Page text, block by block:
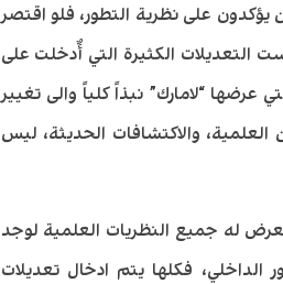
يؤكدون على نظرية التطور، فلو اقتصر
التعديلات الكثيرة التي أٌدخلت على
عرضها “لامارك” نبذاً كلياً والى تغيير
والاكتشافات الحديثة، ليس
له جميع النظريات العلمية لوجد
فكلها يتم ادخال تعديلات